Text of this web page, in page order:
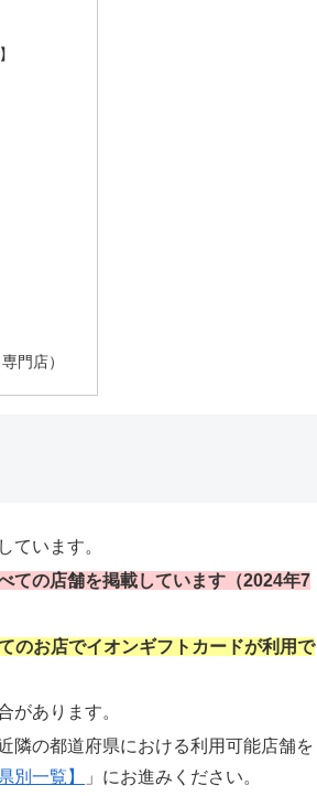
門店）
ています。
ての店舗を掲載しています（2024年7
のお店でイオンギフトカードが利用で
があります。
隣の都道府県における利用可能店舗を
別一覧】
」にお進みください。